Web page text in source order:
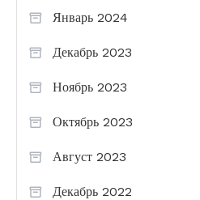
Январь 2024
Декабрь 2023
Ноябрь 2023
Октябрь 2023
Август 2023
Декабрь 2022